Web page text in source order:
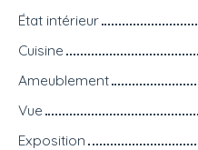
État intérieur
Cuisine
Ameublement
Vue
Exposition